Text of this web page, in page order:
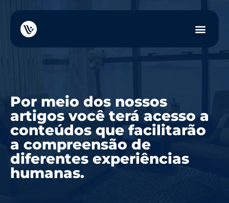
Por meio dos nossos
artigos você terá acesso a
conteúdos que facilitarão
a compreensão de
diferentes experiências
humanas.